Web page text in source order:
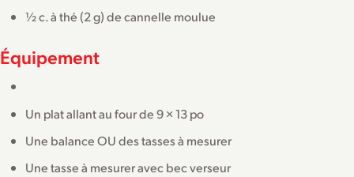
½ c. à thé (2 g) de cannelle moulue
Équipement
Un plat allant au four de 9 × 13 po
Une balance OU des tasses à mesurer
Une tasse à mesurer avec bec verseur